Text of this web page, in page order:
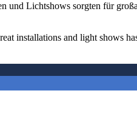
Lichtshows sorgten für
installations and light shows